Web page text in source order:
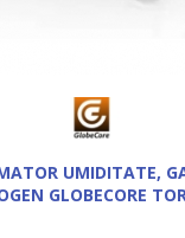
UMIDITATE,
GLOBECORE